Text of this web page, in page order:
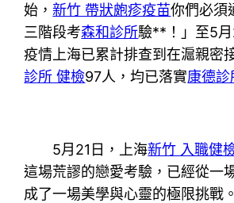
始，新竹 帶狀皰疹疫苗你們必須
三階段考森和診所驗**！」至5
疫情上海已累計排查到在滬親密
診所 健檢97人，均已落實康德診
5月21日，上海新竹 入職健
這場荒謬的戀愛考驗，已經從一
成了一場美學與心靈的極限挑戰